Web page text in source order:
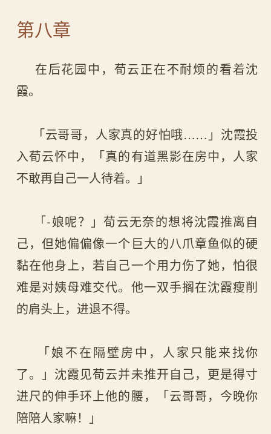
第八章
在后花园中，荀云正在不耐烦的看着沈
霞。
「云哥哥，人家真的好怕哦……」沈霞投
入荀云怀中，「真的有道黑影在房中，人家
不敢再自己一人待着。」
「-娘呢？」荀云无奈的想将沈霞推离自
己，但她偏偏像一个巨大的八爪章鱼似的硬
黏在他身上，若自己一个用力伤了她，怕很
难是对姨母难交代。他一双手搁在沈霞瘦削
的肩头上，进退不得。
「娘不在隔壁房中，人家只能来找你
了。」沈霞见荀云并未推开自己，更是得寸
进尺的伸手环上他的腰，「云哥哥，今晚你
陪陪人家嘛！」